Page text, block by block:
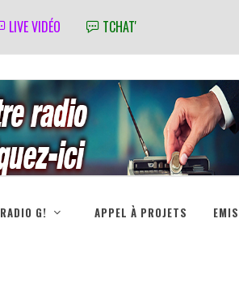
LIVE VIDÉO TCHAT'
RADIO G! APPEL À PROJETS